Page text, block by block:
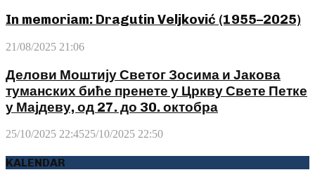
In memoriam: Dragutin Veljković (1955–2025)
21/08/2025 21:06
Делови Моштију Светог Зосима и Јакова
туманских биће пренете у Цркву Свете Петке
у Мајдеву, од 27. до 30. октобра
25/10/2025 22:4525/10/2025 22:50
KALENDAR